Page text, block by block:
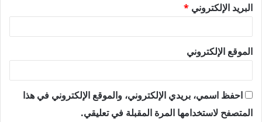
البريد الإلكتروني *
الموقع الإلكتروني
احفظ اسمي، بريدي الإلكتروني، والموقع الإلكتروني في هذا
المتصفح لاستخدامها المرة المقبلة في تعليقي.